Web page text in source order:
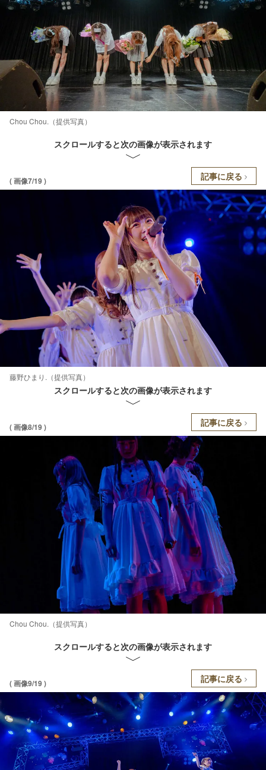
Chou Chou.（提供写真）
スクロールすると次の画像が表示されます
( 画像7/19 ) 記事に戻る
藤野ひまり.（提供写真）
スクロールすると次の画像が表示されます
( 画像8/19 ) 記事に戻る
Chou Chou.（提供写真）
スクロールすると次の画像が表示されます
( 画像9/19 ) 記事に戻る